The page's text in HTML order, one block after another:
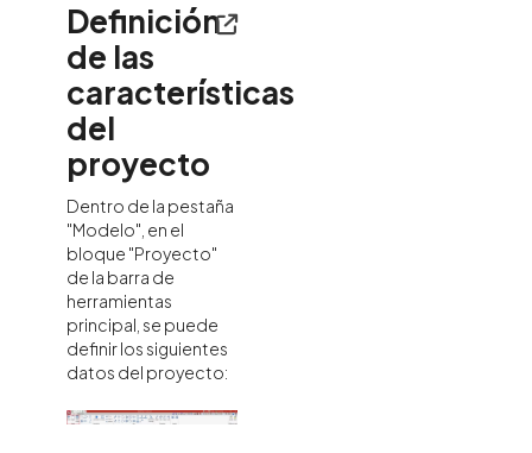
Definición
de las
características
del
proyecto
Dentro de la pestaña
"Modelo", en el
bloque "Proyecto"
de la barra de
herramientas
principal, se puede
definir los siguientes
datos del proyecto: